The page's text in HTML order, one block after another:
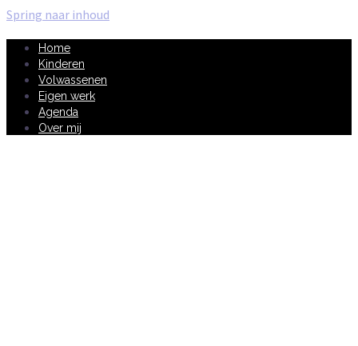
Spring naar inhoud
Home
Kinderen
Volwassenen
Eigen werk
Agenda
Over mij